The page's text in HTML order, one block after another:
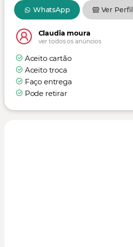
WhatsApp Ver Perfil
Claudia moura
ver todos os anúncios
Aceito cartão
Aceito troca
Faço entrega
Pode retirar